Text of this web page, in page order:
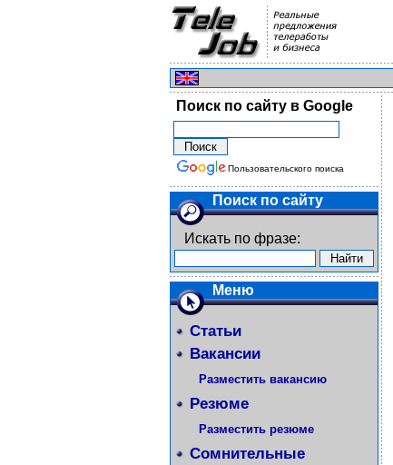
Поиск по сайту в Google
Пользовательского поиска
Поиск по сайту
Искать по фразе:
Меню
Статьи
Вакансии
Разместить вакансию
Резюме
Разместить резюме
Сомнительные